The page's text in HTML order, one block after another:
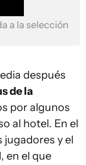
a la selección
después
de la
por algunos
al hotel. En el
jugadores y el
en el que